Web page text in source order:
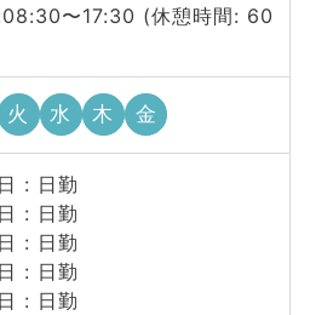
〜17:30 (休憩時間: 60
火 水 木 金
: 日勤
: 日勤
: 日勤
: 日勤
: 日勤